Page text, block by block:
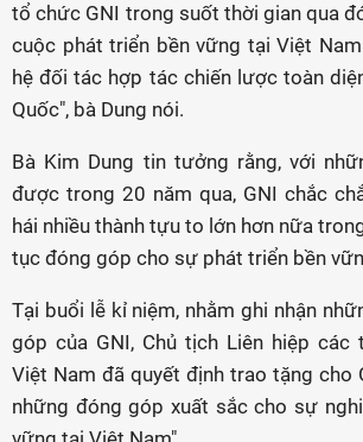
tổ chức GNI trong suốt thời gian qua
cuộc phát triển bền vững tại Việt
hệ đối tác hợp tác chiến lược toàn
Quốc", bà Dung nói.
Bà Kim Dung tin tưởng rằng, với
được trong 20 năm qua, GNI chắc
hái nhiều thành tựu to lớn hơn nữa
tục đóng góp cho sự phát triển bền
Tại buổi lễ kỉ niệm, nhằm ghi nhận
góp của GNI, Chủ tịch Liên hiệp các
Việt Nam đã quyết định trao tặng cho
những đóng góp xuất sắc cho sự